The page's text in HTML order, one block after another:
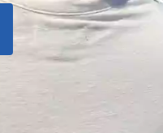
Video